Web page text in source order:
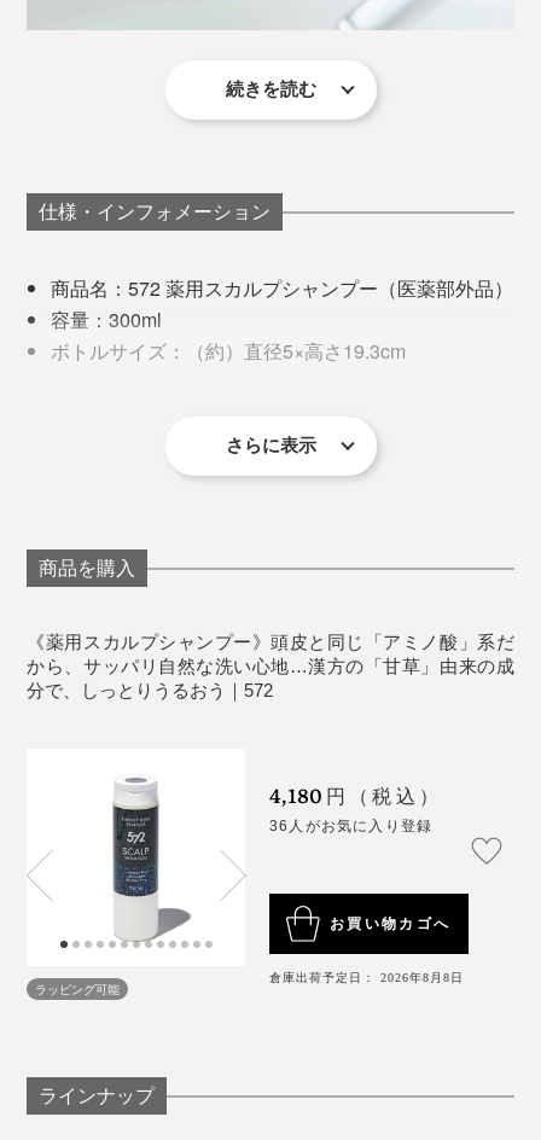
ワレモコウ（左写真）や海藻（右写真）といった自然由来成分がたっぷり
一方、頭皮や髪への刺激が強い、石油由来の界面活性剤
は不使用。ノンシリコン、ノンパラベン、無着色、無鉱
物油、動物性原料不使用です。
あなたの髪のために、これからは、『572』の薬用シャ
ンプーで洗ってください。
私たちの頭皮（=スカルプ）には、なんと約4万個もの毛
その毛穴に、皮脂や整髪料の汚れが溜まり続けると、髪
くりには、土台の「頭皮ケア」がいちばん。
4万個もの微細な毛穴を洗うには、10本の指では届きに
「スカルプブラシ」で、洗いましょう。
特許取得の細かいピン構造が、頭皮を隙間なく洗い上げる（右写真は旧デザイン
版）
汚れ落ちも、気持ちよさも、まるで違うのに、手で洗う
より、ずっとラク。
1.まずは、シャンプー前に、軽くブラッシング。余分な
2.髪全体を濡らして、汚れを洗い流したら、髪のすみず
続きを読む
仕様・インフォメーション
商品名：572 薬用スカルプシャンプー（医薬部外品）
容量：300ml
ボトルサイズ：（約）直径5×高さ19.3cm
シプロピルヒドロキシエチルセルロース・ジエチレ
ントリアミン5酢酸5Na液・濃グリセリン・1,2ーペン
液・ラウロイルアスパラギン酸Na液・ヤシ油脂肪酸
プロピルアミド・ジステアリン酸グリコール・無水
クエン酸・海藻エキス-2・ワレモコウエキス・塩化
Na・海水乾燥物・フェノキシエタノール・メントー
さらに表示
商品を購入
《薬用スカルプシャンプー》頭皮と同じ「アミノ酸」系だ
から、サッパリ自然な洗い心地…漢方の「甘草」由来の成
分で、しっとりうるおう｜572
ラッピング可能
4,180 円（税込）
36人がお気に入り登録
お買い物カゴへ
倉庫出荷予定日： 2026年8月8日
ラインナップ